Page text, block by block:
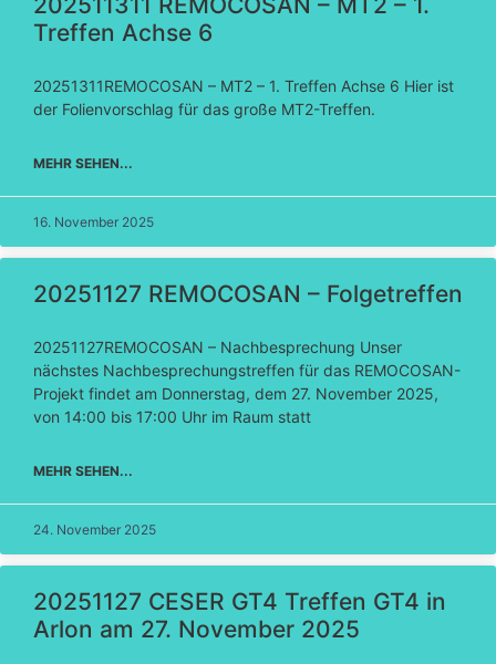
Treffen Achse 6
20251311REMOCOSAN – MT2 – 1. Treffen Achse 6 Hier ist
der Folienvorschlag für das große MT2-Treffen.
MEHR SEHEN...
16. November 2025
20251127 REMOCOSAN – Folgetreffen
20251127REMOCOSAN – Nachbesprechung Unser
nächstes Nachbesprechungstreffen für das REMOCOSAN-
Projekt findet am Donnerstag, dem 27. November 2025,
von 14:00 bis 17:00 Uhr im Raum statt
MEHR SEHEN...
24. November 2025
20251127 CESER GT4 Treffen GT4 in
Arlon am 27. November 2025